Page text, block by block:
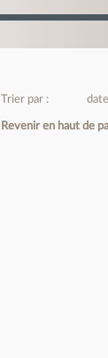
Trier par : date
Revenir en haut de